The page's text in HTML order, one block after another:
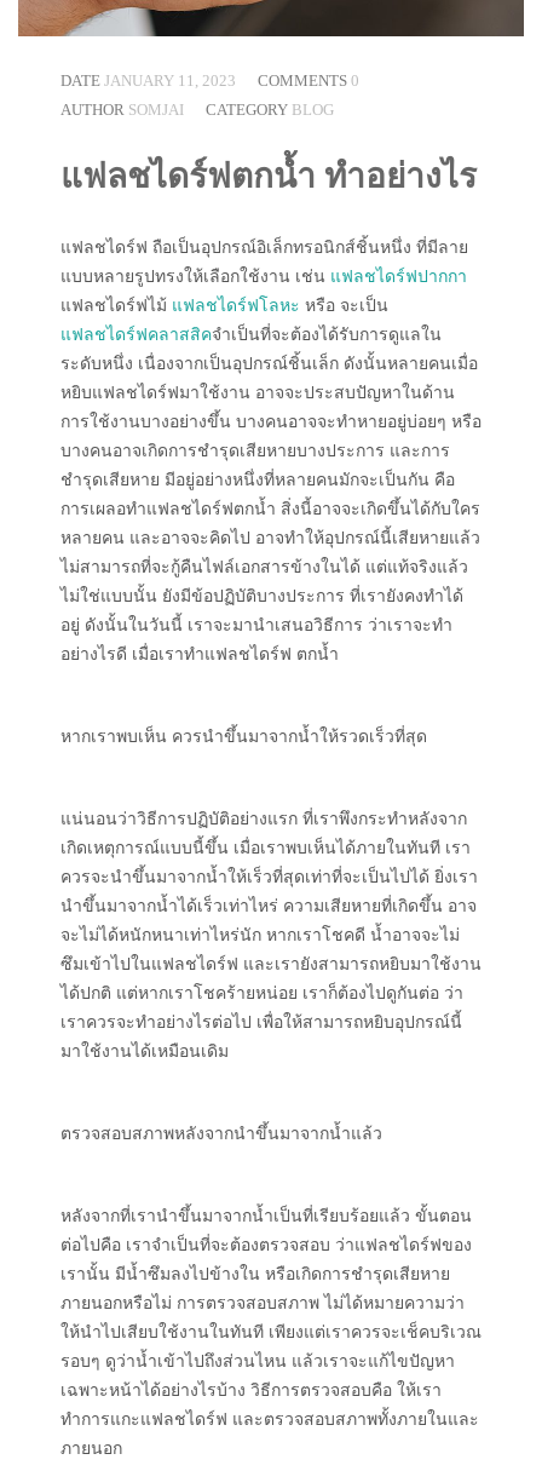
DATE JANUARY 11, 2023 COMMENTS 0
AUTHOR SOMJAI CATEGORY BLOG
แฟลชไดร์ฟตกน้ำ ทำอย่างไร
แฟลชไดร์ฟ ถือเป็นอุปกรณ์อิเล็กทรอนิกส์ชิ้นหนึ่ง ที่มีลาย
แบบหลายรูปทรงให้เลือกใช้งาน เช่น แฟลชไดร์ฟปากกา
แฟลชไดร์ฟไม้ แฟลชไดร์ฟโลหะ หรือ จะเป็น
แฟลชไดร์ฟคลาสสิคจำเป็นที่จะต้องได้รับการดูแลใน
ระดับหนึ่ง เนื่องจากเป็นอุปกรณ์ชิ้นเล็ก ดังนั้นหลายคนเมื่อ
หยิบแฟลชไดร์ฟมาใช้งาน อาจจะประสบปัญหาในด้าน
การใช้งานบางอย่างขึ้น บางคนอาจจะทำหายอยู่บ่อยๆ หรือ
บางคนอาจเกิดการชำรุดเสียหายบางประการ และการ
ชำรุดเสียหาย มีอยู่อย่างหนึ่งที่หลายคนมักจะเป็นกัน คือ
การเผลอทำแฟลชไดร์ฟตกน้ำ สิ่งนี้อาจจะเกิดขึ้นได้กับใคร
หลายคน และอาจจะคิดไป อาจทำให้อุปกรณ์นี้เสียหายแล้ว
ไม่สามารถที่จะกู้คืนไฟล์เอกสารข้างในได้ แต่แท้จริงแล้ว
ไม่ใช่แบบนั้น ยังมีข้อปฏิบัติบางประการ ที่เรายังคงทำได้
อยู่ ดังนั้นในวันนี้ เราจะมานำเสนอวิธีการ ว่าเราจะทำ
อย่างไรดี เมื่อเราทำแฟลชไดร์ฟ ตกน้ำ
หากเราพบเห็น ควรนำขึ้นมาจากน้ำให้รวดเร็วที่สุด
แน่นอนว่าวิธีการปฏิบัติอย่างแรก ที่เราพึงกระทำหลังจาก
เกิดเหตุการณ์แบบนี้ขึ้น เมื่อเราพบเห็นได้ภายในทันที เรา
ควรจะนำขึ้นมาจากน้ำให้เร็วที่สุดเท่าที่จะเป็นไปได้ ยิ่งเรา
นำขึ้นมาจากน้ำได้เร็วเท่าไหร่ ความเสียหายที่เกิดขึ้น อาจ
จะไม่ได้หนักหนาเท่าไหร่นัก หากเราโชคดี น้ำอาจจะไม่
ซึมเข้าไปในแฟลชไดร์ฟ และเรายังสามารถหยิบมาใช้งาน
ได้ปกติ แต่หากเราโชคร้ายหน่อย เราก็ต้องไปดูกันต่อ ว่า
เราควรจะทำอย่างไรต่อไป เพื่อให้สามารถหยิบอุปกรณ์นี้
มาใช้งานได้เหมือนเดิม
ตรวจสอบสภาพหลังจากนำขึ้นมาจากน้ำแล้ว
หลังจากที่เรานำขึ้นมาจากน้ำเป็นที่เรียบร้อยแล้ว ขั้นตอน
ต่อไปคือ เราจำเป็นที่จะต้องตรวจสอบ ว่าแฟลชไดร์ฟของ
เรานั้น มีน้ำซึมลงไปข้างใน หรือเกิดการชำรุดเสียหาย
ภายนอกหรือไม่ การตรวจสอบสภาพ ไม่ได้หมายความว่า
ให้นำไปเสียบใช้งานในทันที เพียงแต่เราควรจะเช็คบริเวณ
รอบๆ ดูว่าน้ำเข้าไปถึงส่วนไหน แล้วเราจะแก้ไขปัญหา
เฉพาะหน้าได้อย่างไรบ้าง วิธีการตรวจสอบคือ ให้เรา
ทำการแกะแฟลชไดร์ฟ และตรวจสอบสภาพทั้งภายในและ
ภายนอก